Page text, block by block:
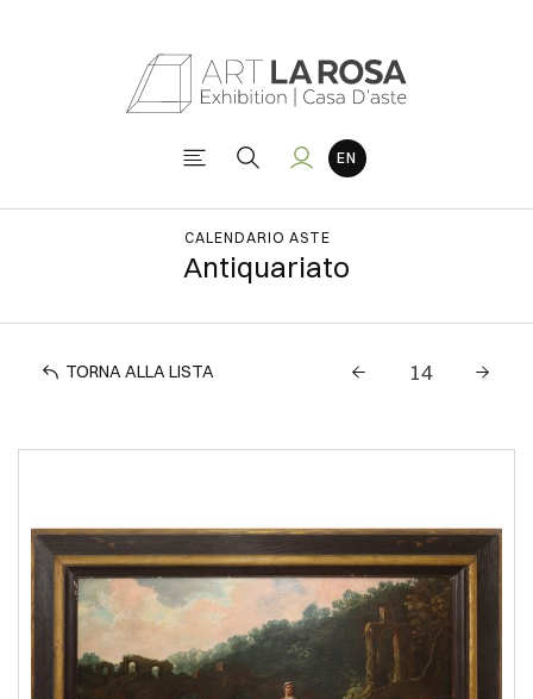
CALENDARIO ASTE
Antiquariato
TORNA ALLA LISTA